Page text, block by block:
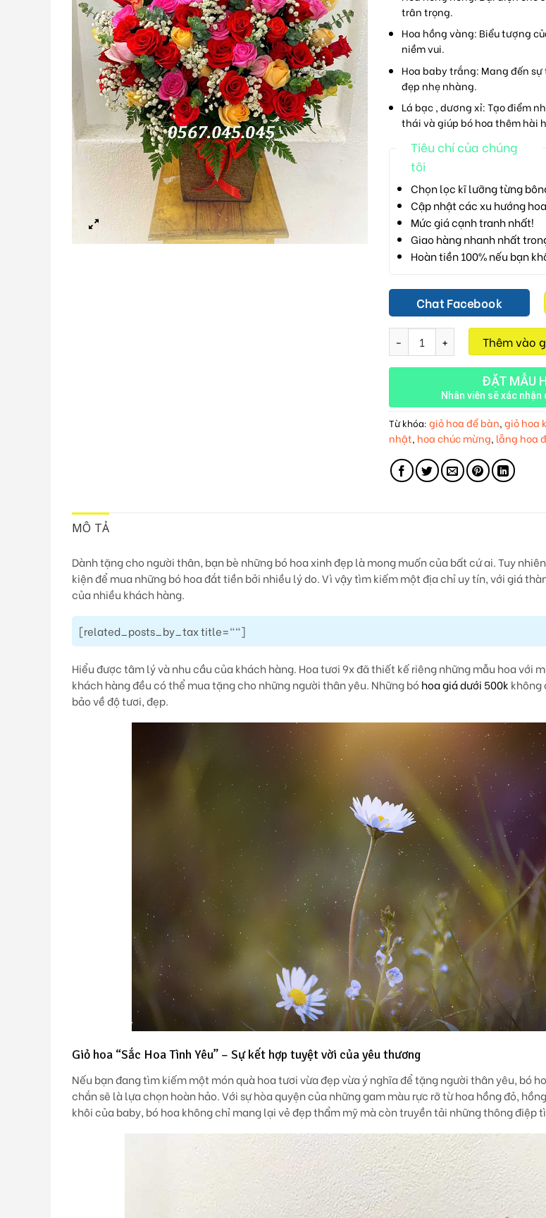
trân trọng.
Hoa hồng vàng: Biểu tượng
niềm vui.
Hoa baby trắng: Mang đến
đẹp nhẹ nhàng.
Lá bạc , dương xỉ: Tạo điểm
thái và giúp bó hoa thêm hài
Tiêu chí của chúng
tôi
Chọn lọc kĩ lưỡng từng
Cập nhật các xu hướng
Mức giá cạnh tranh nhất!
Giao hàng nhanh nhất
Hoàn tiền 100% nếu bạn
Chat Facebook
Sắc Hoa Tình Yêu M195 số lượng
Thêm vào
ĐẶT MẪU
Nhân viên sẽ xác
Từ khóa: giỏ hoa để bàn, giỏ hoa
nhật, hoa chúc mừng, lẵng hoa
MÔ TẢ
Dành tặng cho người thân, bạn bè những bó hoa xinh đẹp là mong muốn của bất cứ ai. Tuy
kiện để mua những bó hoa đắt tiền bởi nhiều lý do. Vì vậy tìm kiếm một địa chỉ uy tín, với giá
của nhiều khách hàng.
[related_posts_by_tax title=""]
Hiểu được tâm lý và nhu cầu của khách hàng. Hoa tươi 9x đã thiết kế riêng những mẫu hoa với
khách hàng đều có thể mua tặng cho những người thân yêu. Những bó hoa giá dưới 500k không
bảo về độ tươi, đẹp.
Giỏ hoa “Sắc Hoa Tình Yêu” – Sự kết hợp tuyệt vời của yêu thương
Nếu bạn đang tìm kiếm một món quà hoa tươi vừa đẹp vừa ý nghĩa để tặng người thân yêu, bó
chắn sẽ là lựa chọn hoàn hảo. Với sự hòa quyện của những gam màu rực rỡ từ hoa hồng đỏ,
khôi của baby, bó hoa không chỉ mang lại vẻ đẹp thẩm mỹ mà còn truyền tải những thông điệp